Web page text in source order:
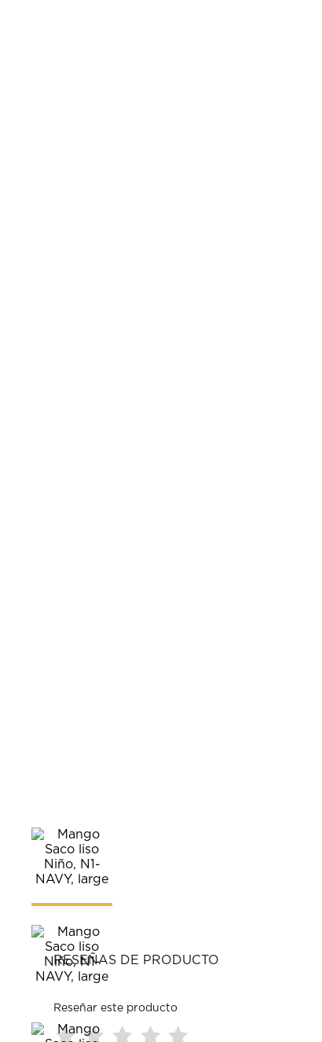
RESEÑAS DE PRODUCTO
Reseñar este producto